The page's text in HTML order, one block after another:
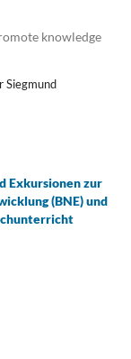
knowledge
Siegmund
Exkursionen zur
(BNE) und